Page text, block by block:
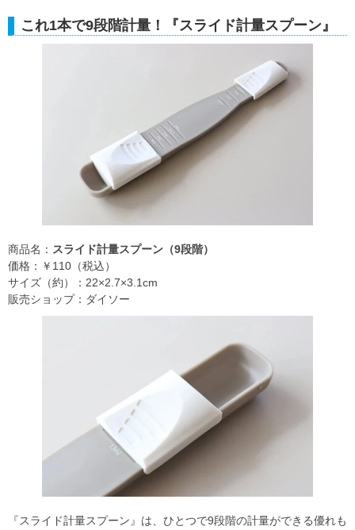
これ1本で9段階計量！『スライド計量スプーン』
商品名： スライド計量スプーン（9段階）
価格：￥110（税込）
サイズ（約）：22×2.7×3.1cm
販売ショップ：ダイソー
『スライド計量スプーン』は、ひとつで9段階の計量ができる優れも